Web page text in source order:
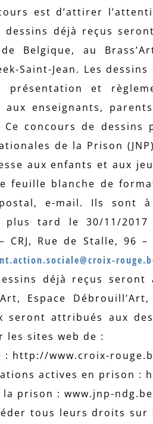
est d’attirer
déjà reçus
Belgique, au
Saint-Jean. Les
et
enseignants,
Ce concours de dessins
de la Prison
aux enfants et aux
feuille blanche de
e-mail. Ils sont
tard le 30/11/2017
CRJ, Rue de Stalle, 96
déjà reçus
Espace
seront attribués aux
les sites web de :
: http://www.croix-
actives en prison :
prison : www.jnp-ndg.be
tous leurs droits